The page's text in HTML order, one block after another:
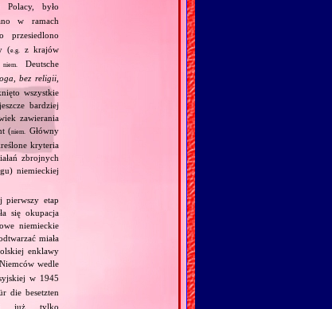
było
w ramach
przesiedlono
(e.g.
z krajów
niem.
Deutsche
bez religii,
wszystkie
bardziej
zawierania
(niem.
Główny
kryteria
zbrojnych
niemieckiej
pierwszy etap
się okupacja
niemieckie
miała
enklawy
wedle
w 1945
die besetzten
już tylko